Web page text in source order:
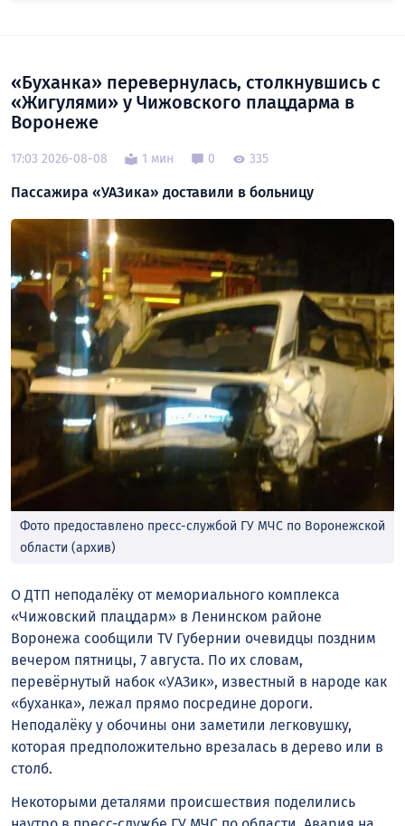
«Буханка» перевернулась, столкнувшись с
«Жигулями» у Чижовского плацдарма в
Воронеже
17:03 2026-08-08 1 мин 0 335
Пассажира «УАЗика» доставили в больницу
Фото предоставлено пресс-службой ГУ МЧС по Воронежской
области (архив)
О ДТП неподалёку от мемориального комплекса
«Чижовский плацдарм» в Ленинском районе
Воронежа сообщили TV Губернии очевидцы поздним
вечером пятницы, 7 августа. По их словам,
перевёрнутый набок «УАЗик», известный в народе как
«буханка», лежал прямо посредине дороги.
Неподалёку у обочины они заметили легковушку,
которая предположительно врезалась в дерево или в
столб.
Некоторыми деталями происшествия поделились